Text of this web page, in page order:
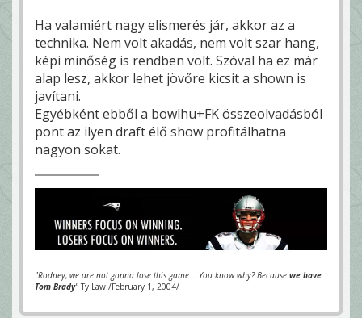
Ha valamiért nagy elismerés jár, akkor az a
technika. Nem volt akadás, nem volt szar hang,
képi minőség is rendben volt. Szóval ha ez már
alap lesz, akkor lehet jövőre kicsit a shown is
javítani.
Egyébként ebből a bowlhu+FK összeolvadásból
pont az ilyen draft élő show profitálhatna
nagyon sokat.
"Rodney, we are not gonna lose this game... You know why? Because we have
Tom Brady"Ty Law /February 1, 2004/